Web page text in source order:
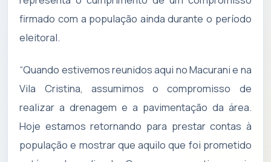
firmado com a população ainda durante o período
eleitoral.
“Quando estivemos reunidos aqui no Macurani e na
Vila Cristina, assumimos o compromisso de
realizar a drenagem e a pavimentação da área.
Hoje estamos retornando para prestar contas à
população e mostrar que aquilo que foi prometido